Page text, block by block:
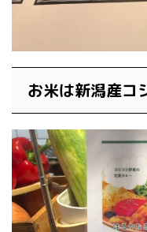
お米は新潟産コ